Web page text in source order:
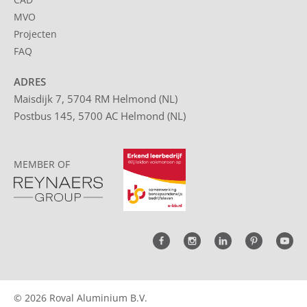
MVO
Projecten
FAQ
ADRES
Maisdijk 7, 5704 RM Helmond (NL)
Postbus 145, 5700 AC Helmond (NL)
MEMBER OF
© 2026 Roval Aluminium B.V.